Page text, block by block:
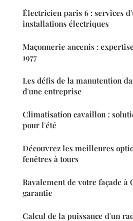
Électricien paris 6 : services
installations électriques
Maçonnerie ancenis :
1977
Les défis de la manutention
d'une entreprise
Climatisation cavaillon :
pour l'été
Découvrez les meilleures
fenêtres à tours
Ravalement de votre façade à
garantie
Calcul de la puissance d'un